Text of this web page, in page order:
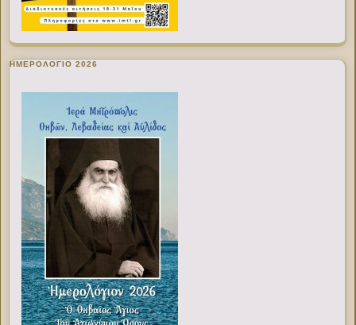
ΗΜΕΡΟΛΟΓΙΟ 2026